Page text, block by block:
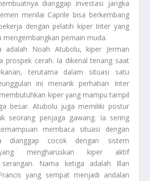
dianggap investasi jangka
menilai Caprile bisa berkembang
dengan pelatih kiper Inter yang
mengembangkan pemain muda.
adalah Noah Atubolu, kiper Jerman
prospek cerah. Ia dikenal tenang saat
terutama dalam situasi satu
ini menarik perhatian Inter
kiper yang mampu tampil
besar. Atubolu juga memiliki postur
seorang penjaga gawang. Ia sering
membaca situasi dengan
dianggap cocok dengan sistem
mengharuskan kiper aktif
serangan. Nama ketiga adalah Illan
yang sempat menjadi andalan